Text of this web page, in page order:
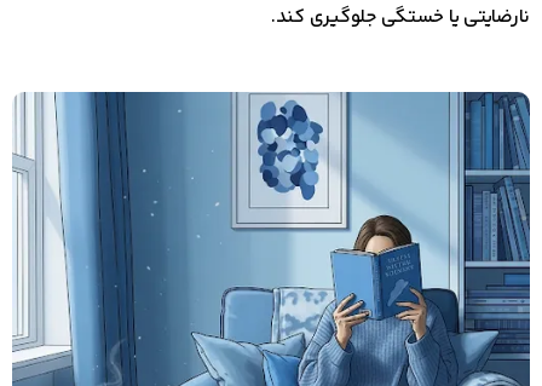
نارضایتی یا خستگی جلوگیری کند.